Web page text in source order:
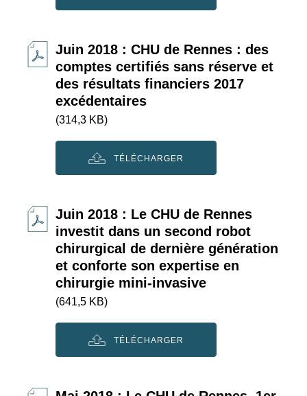
Juin 2018 : CHU de Rennes : des
comptes certifiés sans réserve et
des résultats financiers 2017
excédentaires
(314,3 KB)
TÉLÉCHARGER
Juin 2018 : Le CHU de Rennes
investit dans un second robot
chirurgical de dernière génération
et conforte son expertise en
chirurgie mini-invasive
(641,5 KB)
TÉLÉCHARGER